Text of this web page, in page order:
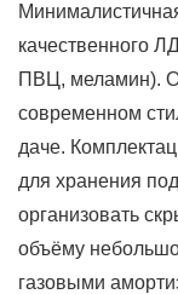
качественного
ПВЦ, меламин).
современном
даче.
для хранения
организовать
объёму
газовыми